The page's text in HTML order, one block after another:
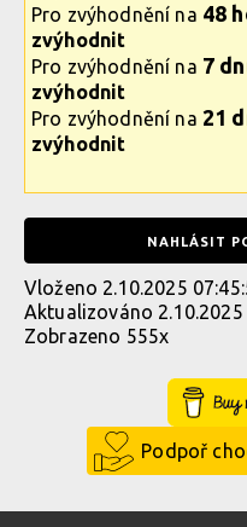
Pro zvýhodnění na 48
zvýhodnit
Pro zvýhodnění na 7
zvýhodnit
Pro zvýhodnění na 21
zvýhodnit
NAHLÁSIT
Vloženo 2.10.2025
Aktualizováno 2.10.2025
Zobrazeno 555x
Podpoř